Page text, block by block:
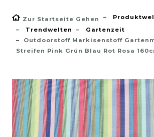
Zur Startseite Gehen
Trendwelten
Gartenzeit
Outdoorstoff Markisenstoff
Streifen Pink Grün Blau Rot Rosa